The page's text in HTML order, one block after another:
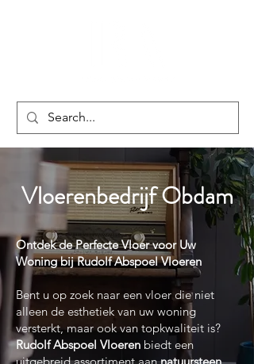
Vloerenbedrijf Obdam
Ontdek de Perfecte Vloer voor Uw
Woning bij Rudolf Abspoel Vloeren
Bent u op zoek naar een vloer die niet
alleen de esthetiek van uw woning
versterkt, maar ook van topkwaliteit is?
Rudolf Abspoel Vloeren biedt een